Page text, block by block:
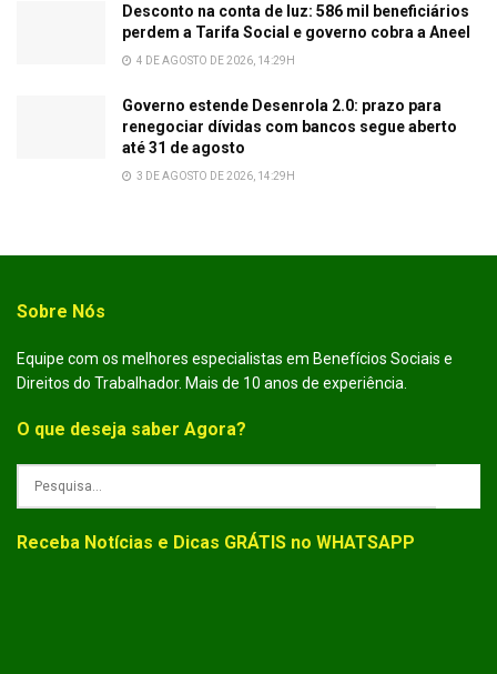
Desconto na conta de luz: 586 mil beneficiários
perdem a Tarifa Social e governo cobra a Aneel
4 DE AGOSTO DE 2026, 14:29H
Governo estende Desenrola 2.0: prazo para
renegociar dívidas com bancos segue aberto
até 31 de agosto
3 DE AGOSTO DE 2026, 14:29H
Sobre Nós
Equipe com os melhores especialistas em Benefícios Sociais e
Direitos do Trabalhador. Mais de 10 anos de experiência.
O que deseja saber Agora?
Receba Notícias e Dicas GRÁTIS no WHATSAPP